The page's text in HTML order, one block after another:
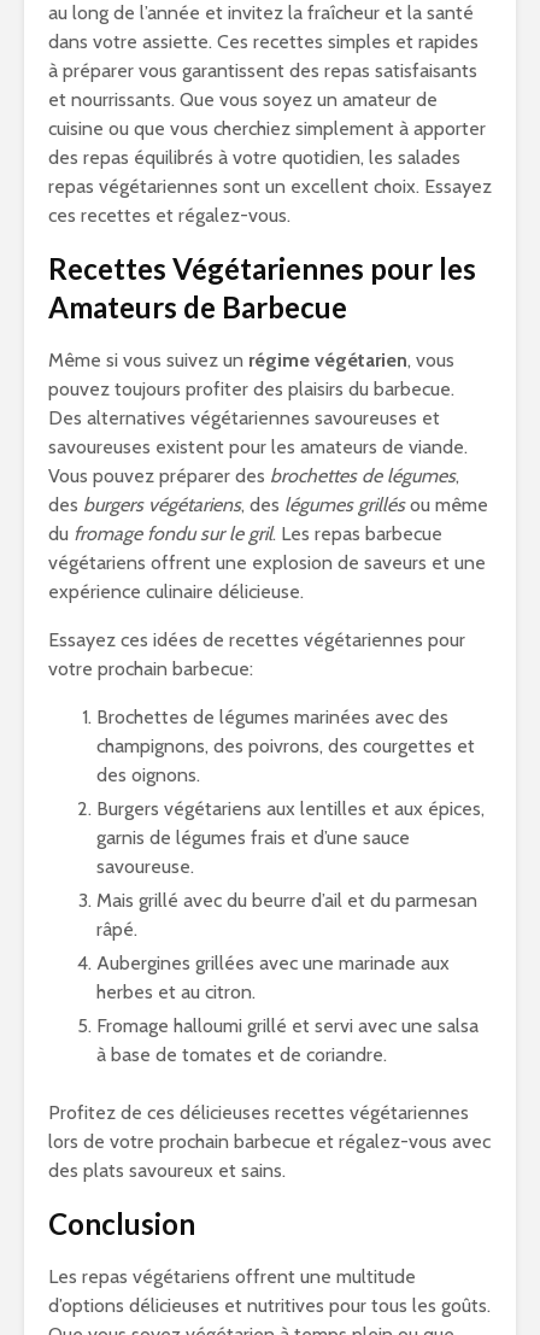
au long de l’année et invitez la fraîcheur et la santé
dans votre assiette. Ces recettes simples et rapides
à préparer vous garantissent des repas satisfaisants
et nourrissants. Que vous soyez un amateur de
cuisine ou que vous cherchiez simplement à apporter
des repas équilibrés à votre quotidien, les salades
repas végétariennes sont un excellent choix. Essayez
ces recettes et régalez-vous.
Recettes Végétariennes pour les
Amateurs de Barbecue
Même si vous suivez un régime végétarien, vous
pouvez toujours profiter des plaisirs du barbecue.
Des alternatives végétariennes savoureuses et
savoureuses existent pour les amateurs de viande.
Vous pouvez préparer des brochettes de légumes,
des burgers végétariens, des légumes grillésou même
du fromage fondu sur le gril. Les repas barbecue
végétariens offrent une explosion de saveurs et une
expérience culinaire délicieuse.
Essayez ces idées de recettes végétariennes pour
votre prochain barbecue:
Brochettes de légumes marinées avec des
champignons, des poivrons, des courgettes et
des oignons.
Burgers végétariens aux lentilles et aux épices,
garnis de légumes frais et d’une sauce
savoureuse.
Mais grillé avec du beurre d’ail et du parmesan
râpé.
Aubergines grillées avec une marinade aux
herbes et au citron.
Fromage halloumi grillé et servi avec une salsa
à base de tomates et de coriandre.
Profitez de ces délicieuses recettes végétariennes
lors de votre prochain barbecue et régalez-vous avec
des plats savoureux et sains.
Conclusion
Les repas végétariens offrent une multitude
d’options délicieuses et nutritives pour tous les goûts.